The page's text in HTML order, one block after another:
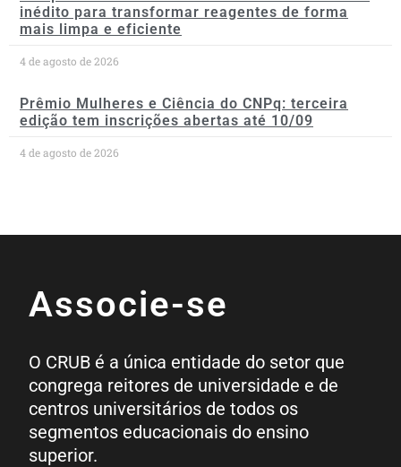
inédito para transformar reagentes de forma
mais limpa e eficiente
4 de agosto de 2026
Prêmio Mulheres e Ciência do CNPq: terceira
edição tem inscrições abertas até 10/09
4 de agosto de 2026
Associe-se
O CRUB é a única entidade do setor que
congrega reitores de universidade e de
centros universitários de todos os
segmentos educacionais do ensino
superior.